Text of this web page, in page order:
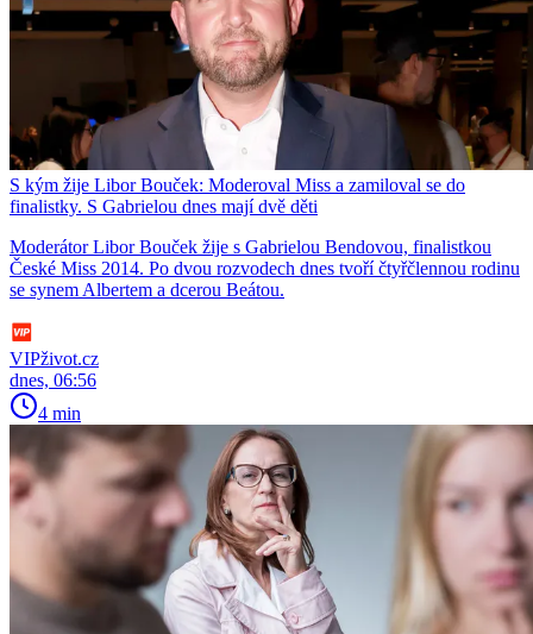
S kým žije Libor Bouček: Moderoval Miss a zamiloval se do
finalistky. S Gabrielou dnes mají dvě děti
Moderátor Libor Bouček žije s Gabrielou Bendovou, finalistkou
České Miss 2014. Po dvou rozvodech dnes tvoří čtyřčlennou rodinu
se synem Albertem a dcerou Beátou.
VIPživot.cz
dnes, 06:56
4 min